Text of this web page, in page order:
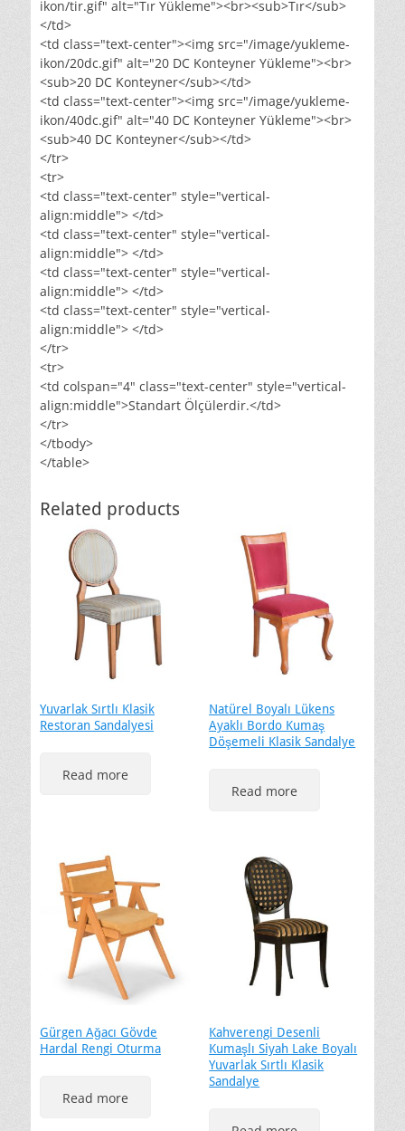
ikon/tir.gif" alt="Tır Yükleme"><br><sub>Tır</sub>
</td>
<td class="text-center"><img src="/image/yukleme-
ikon/20dc.gif" alt="20 DC Konteyner Yükleme"><br>
<sub>20 DC Konteyner</sub></td>
<td class="text-center"><img src="/image/yukleme-
ikon/40dc.gif" alt="40 DC Konteyner Yükleme"><br>
<sub>40 DC Konteyner</sub></td>
</tr>
<tr>
<td class="text-center" style="vertical-
align:middle"> </td>
<td class="text-center" style="vertical-
align:middle"> </td>
<td class="text-center" style="vertical-
align:middle"> </td>
<td class="text-center" style="vertical-
align:middle"> </td>
</tr>
<tr>
<td colspan="4" class="text-center" style="vertical-
align:middle">Standart Ölçülerdir.</td>
</tr>
</tbody>
</table>
Related products
Yuvarlak Sırtlı Klasik
Restoran Sandalyesi
Read more
Natürel Boyalı Lükens
Ayaklı Bordo Kumaş
Döşemeli Klasik Sandalye
Read more
Gürgen Ağacı Gövde
Hardal Rengi Oturma
Read more
Kahverengi Desenli
Kumaşlı Siyah Lake Boyalı
Yuvarlak Sırtlı Klasik
Sandalye